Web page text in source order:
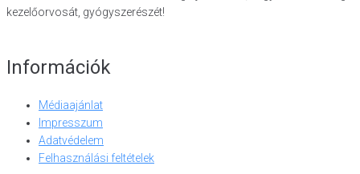
kezelőorvosát, gyógyszerészét!
Információk
Médiaajánlat
Impresszum
Adatvédelem
Felhasználási feltételek